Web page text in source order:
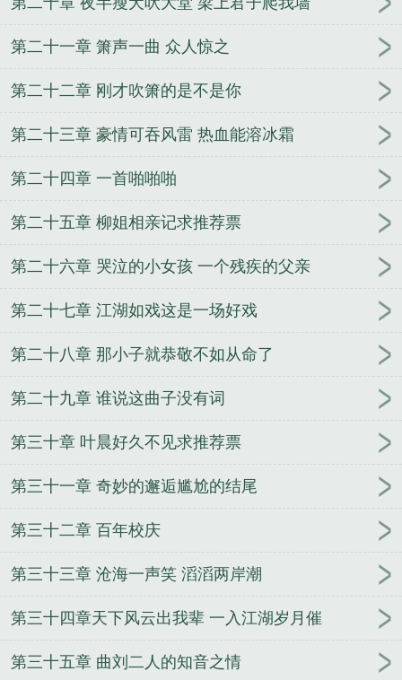
第二十一章 箫声一曲 众人惊之
第二十二章 刚才吹箫的是不是你
第二十三章 豪情可吞风雷 热血能溶冰霜
第二十四章 一首啪啪啪
第二十五章 柳姐相亲记求推荐票
第二十六章 哭泣的小女孩 一个残疾的父亲
第二十七章 江湖如戏这是一场好戏
第二十八章 那小子就恭敬不如从命了
第二十九章 谁说这曲子没有词
第三十章 叶晨好久不见求推荐票
第三十一章 奇妙的邂逅尴尬的结尾
第三十二章 百年校庆
第三十三章 沧海一声笑 滔滔两岸潮
第三十四章天下风云出我辈 一入江湖岁月催
第三十五章 曲刘二人的知音之情